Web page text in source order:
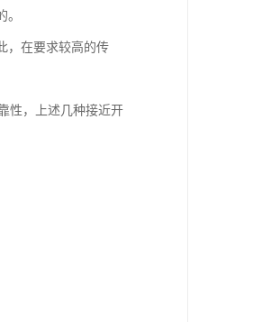
，在要求较高的传
性，上述几种接近开